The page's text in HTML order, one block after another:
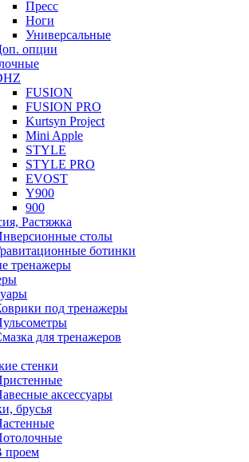
Пресс
Ноги
Универсальные
опции
FUSION
FUSION PRO
Kurtsyn Project
Mini Apple
STYLE
STYLE PRO
EVOST
Y900
900
Растяжка
столы
ботинки
тренажеры
под тренажеры
для тренажеров
стенки
аксессуары
брусья
проем